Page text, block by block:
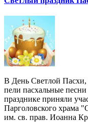
В День Светлой Пасхи,
пели пасхальные
празднике приняли
Парголовского храма
им. св. прав. Иоанна